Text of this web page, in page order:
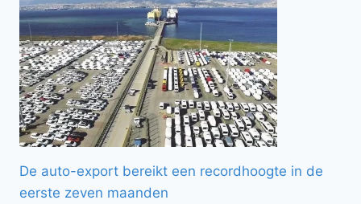
De auto-export bereikt een recordhoogte in de
eerste zeven maanden